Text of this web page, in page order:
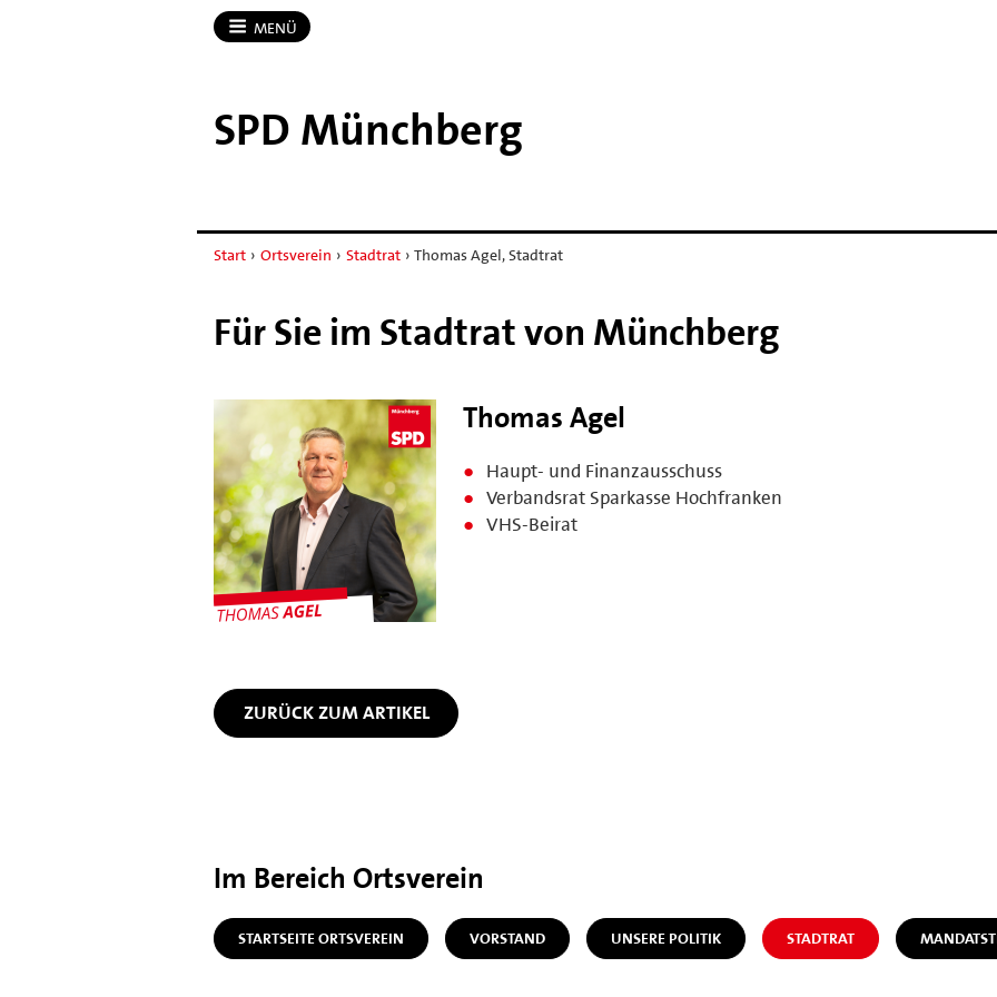
MENÜ
SPD Münchberg
Start › Ortsverein › Stadtrat › Thomas Agel, Stadtrat
Für Sie im Stadtrat von Münchberg
Thomas Agel
Haupt- und Finanzausschuss
Verbandsrat Sparkasse Hochfranken
VHS-Beirat
ZURÜCK ZUM ARTIKEL
Im Bereich Ortsverein
STARTSEITE ORTSVEREIN VORSTAND UNSERE POLITIK STADTRAT